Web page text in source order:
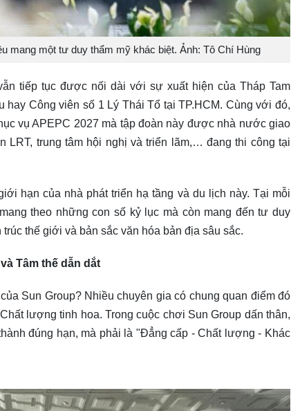
mang một tư duy thẩm mỹ khác biệt. Ảnh: Tô Chí Hùng
tiếp tục được nối dài với sự xuất hiện của Tháp Tam
Công viên số 1 Lý Thái Tổ tại TP.HCM. Cùng với đó,
vụ APEPC 2027 mà tập đoàn này được nhà nước giao
LRT, trung tâm hội nghị và triển lãm,… đang thi công tại
hạn của nhà phát triển hạ tầng và du lịch này. Tại mỗi
theo những con số kỷ lục mà còn mang đến tư duy
thế giới và bản sắc văn hóa bản địa sâu sắc.
Tâm thế dẫn dắt
Sun Group? Nhiều chuyên gia có chung quan điểm đó
lượng tinh hoa. Trong cuộc chơi Sun Group dấn thân,
đúng hạn, mà phải là "Đẳng cấp - Chất lượng - Khác